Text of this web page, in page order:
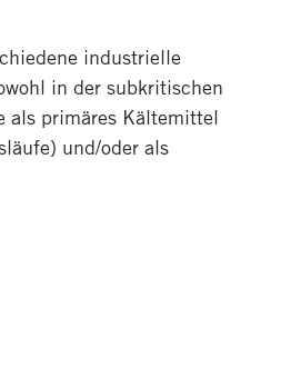
industrielle
in der subkritischen
als primäres Kältemittel
und/oder als